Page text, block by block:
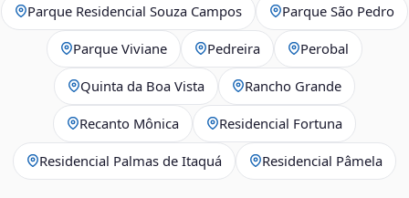
Parque Residencial Souza Campos Parque São Pedro
Parque Viviane Pedreira Perobal
Quinta da Boa Vista Rancho Grande
Recanto Mônica Residencial Fortuna
Residencial Palmas de Itaquá Residencial Pâmela